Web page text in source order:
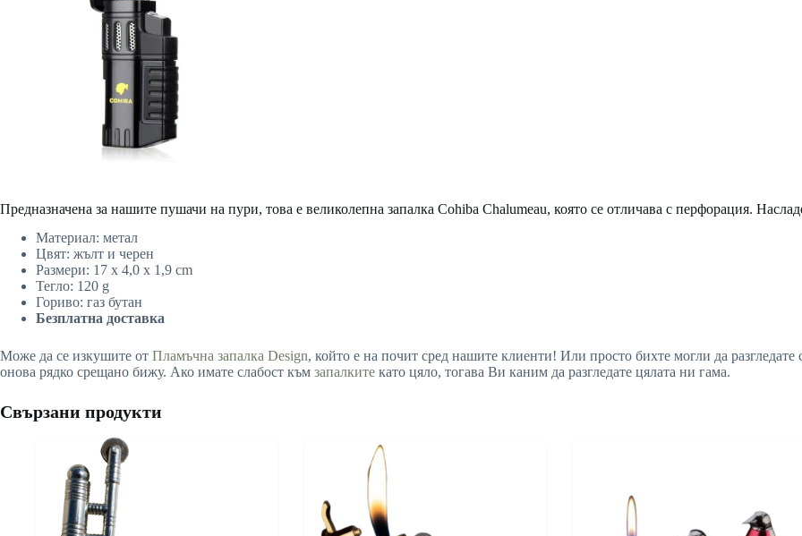
Предназначена за нашите пушачи на пури, това е великолепна запалка Cohiba Chalumeau, която се отличава с перфорация.
Материал: метал
Цвят: жълт и черен
Размери: 17 x 4,0 x 1,9 cm
Тегло: 120 g
Гориво: газ бутан
Безплатна доставка
Може да се изкушите от Пламъчна запалка Design, който е на почит сред нашите клиенти! Или просто бихте могли да разгледате
онова рядко срещано бижу. Ако имате слабост към запалките като цяло, тогава Ви каним да разгледате цялата ни гама.
Свързани продукти